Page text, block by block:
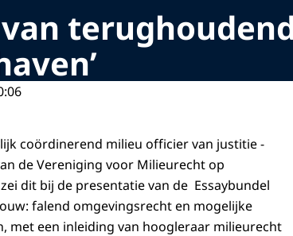
coördinerend milieu officier van justitie -
de Vereniging voor Milieurecht op
dit bij de presentatie van de Essaybundel
falend omgevingsrecht en mogelijke
met een inleiding van hoogleraar milieurecht